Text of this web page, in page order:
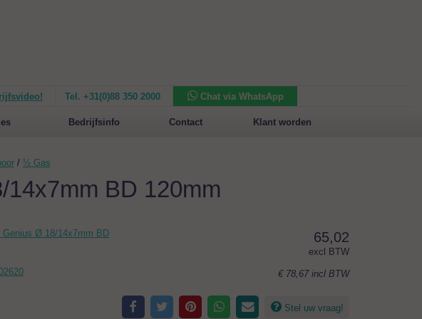
Tel. +31(0)88 350 2000
Chat via WhatsApp
nu op merken! Nieuw in het assortiment: Sansone Collection
Bedrijfsinfo Contact Klant worden
/ ½ Gas
BD 120mm
Genius Ø 18/14x7mm BD
65,02
excl BTW
€ 78,67 incl BTW
Stel uw vraag!